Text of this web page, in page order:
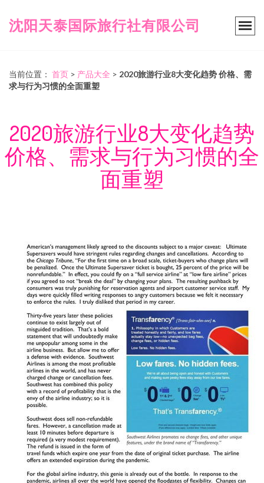
沈阳天泰国际旅行社有限公司
当前位置： 首页 > 产品大全 > 2020旅游行业8大变化趋势 价格、需
求与行为习惯的全面重塑
2020旅游行业8大变化趋势
价格、需求与行为习惯的全
面重塑